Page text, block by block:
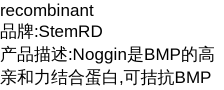
recombinant
品牌:StemRD
产品描述:Noggin是BMP的高
亲和力结合蛋白,可拮抗BMP